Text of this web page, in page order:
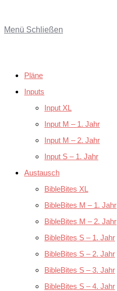
Menü Schließen
Pläne
Inputs
Input XL
Input M – 1. Jahr
Input M – 2. Jahr
Input S – 1. Jahr
Austausch
BibleBites XL
BibleBites M – 1. Jahr
BibleBites M – 2. Jahr
BibleBites S – 1. Jahr
BibleBites S – 2. Jahr
BibleBites S – 3. Jahr
BibleBites S – 4. Jahr